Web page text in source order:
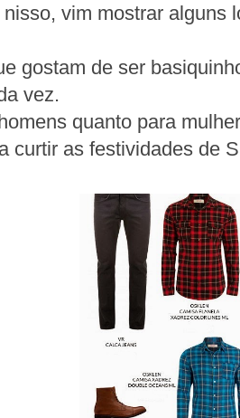
vim mostrar alguns
gostam de ser
vez.
quanto para
curtir as festividades de